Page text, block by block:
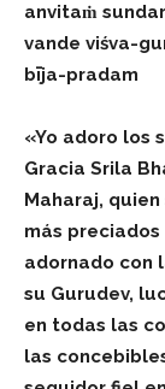
anvitaṁ
vande viśva-
bīja-pradam
«Yo adoro los
Gracia Srila
Maharaj,
más
adornado con
su Gurudev,
en todas las
las